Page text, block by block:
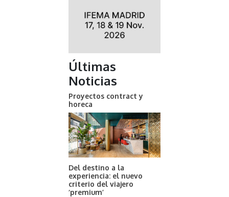
Últimas
Noticias
Proyectos contract y
horeca
Del destino a la
experiencia: el nuevo
criterio del viajero
‘premium’